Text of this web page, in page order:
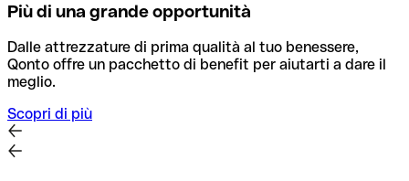
Più di una grande opportunità
Dalle attrezzature di prima qualità al tuo benessere,
Qonto offre un pacchetto di benefit per aiutarti a dare il
meglio.
Scopri di più